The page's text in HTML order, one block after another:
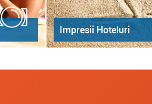
Impresii Hoteluri